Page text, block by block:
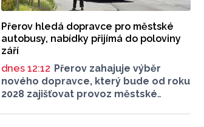
Přerov hledá dopravce pro městské
autobusy, nabídky přijímá do poloviny
září
dnes 12:12 Přerov zahajuje výběr
nového dopravce, který bude od roku
2028 zajišťovat provoz městské